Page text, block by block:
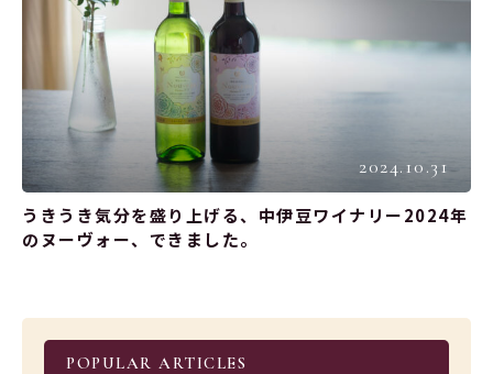
2024.10.31
うきうき気分を盛り上げる、中伊豆ワイナリー2024年
のヌーヴォー、できました。
POPULAR ARTICLES